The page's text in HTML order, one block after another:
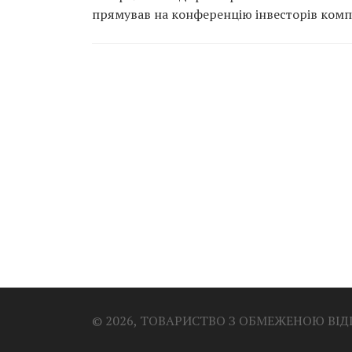
прямував на конференцію інвесторів
© 2026, ТОВАРИСТВО З ОБМЕЖЕНОЮ